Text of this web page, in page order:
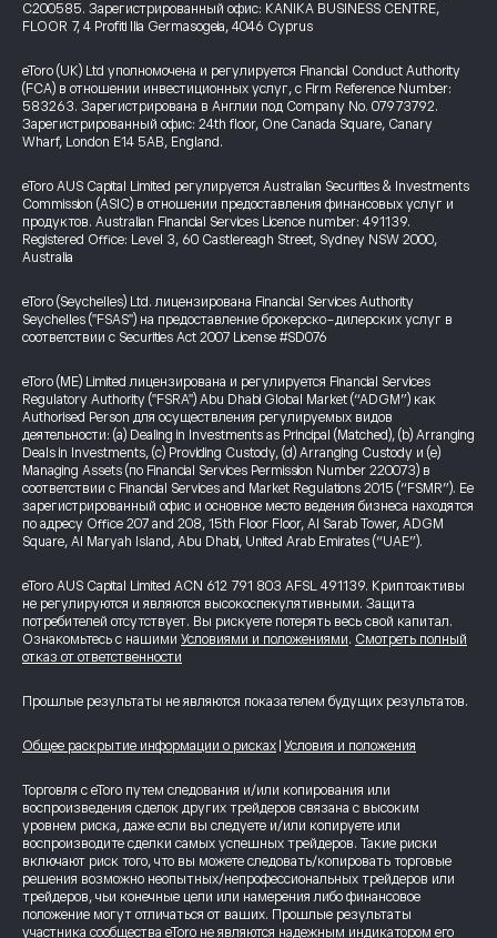
C200585. Зарегистрированный офис: KANIKA BUSINESS CENTRE,
FLOOR 7, 4 Profiti Ilia Germasogeia, 4046 Cyprus
eToro (UK) Ltd уполномочена и регулируется Financial Conduct Authority
(FCA) в отношении инвестиционных услуг, с Firm Reference Number:
583263. Зарегистрирована в Англии под Company No. 07973792.
Зарегистрированный офис: 24th floor, One Canada Square, Canary
Wharf, London E14 5AB, England.
eToro AUS Capital Limited регулируется Australian Securities & Investments
Commission (ASIC) в отношении предоставления финансовых услуг и
продуктов. Australian Financial Services Licence number: 491139.
Registered Office: Level 3, 60 Castlereagh Street, Sydney NSW 2000,
Australia
eToro (Seychelles) Ltd. лицензирована Financial Services Authority
Seychelles ("FSAS") на предоставление брокерско-дилерских услуг в
соответствии с Securities Act 2007 License #SD076
eToro (ME) Limited лицензирована и регулируется Financial Services
Regulatory Authority ("FSRA") Abu Dhabi Global Market (“ADGM”) как
Authorised Person для осуществления регулируемых видов
деятельности: (a) Dealing in Investments as Principal (Matched), (b) Arranging
Deals in Investments, (c) Providing Custody, (d) Arranging Custody и (e)
Managing Assets (по Financial Services Permission Number 220073) в
соответствии с Financial Services and Market Regulations 2015 (“FSMR”). Ее
зарегистрированный офис и основное место ведения бизнеса находятся
по адресу Office 207 and 208, 15th Floor Floor, Al Sarab Tower, ADGM
Square, Al Maryah Island, Abu Dhabi, United Arab Emirates (“UAE”).
eToro AUS Capital Limited ACN 612 791 803 AFSL 491139. Криптоактивы
не регулируются и являются высокоспекулятивными. Защита
потребителей отсутствует. Вы рискуете потерять весь свой капитал.
Ознакомьтесь с нашими Условиями и положениями. Смотреть полный
отказ от ответственности
Прошлые результаты не являются показателем будущих результатов.
Общее раскрытие информации о рисках Условия и положения
Торговля с eToro путем следования и/или копирования или
воспроизведения сделок других трейдеров связана с высоким
уровнем риска, даже если вы следуете и/или копируете или
воспроизводите сделки самых успешных трейдеров. Такие риски
включают риск того, что вы можете следовать/копировать торговые
решения возможно неопытных/непрофессиональных трейдеров или
трейдеров, чьи конечные цели или намерения либо финансовое
положение могут отличаться от ваших. Прошлые результаты
участника сообщества eToro не являются надежным индикатором его